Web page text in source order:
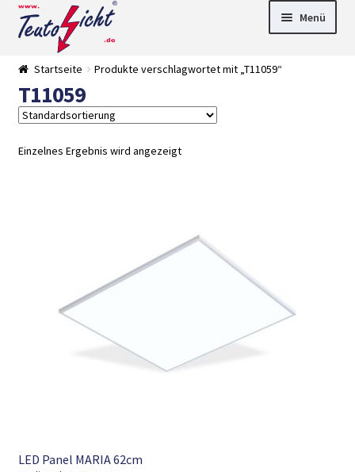
Zur
Navigation
springen
Springe
zum
Menü
►
Startseite Produkte verschlagwortet mit „T11059“
T11059
Einzelnes Ergebnis wird angezeigt
LED Panel MARIA 62cm